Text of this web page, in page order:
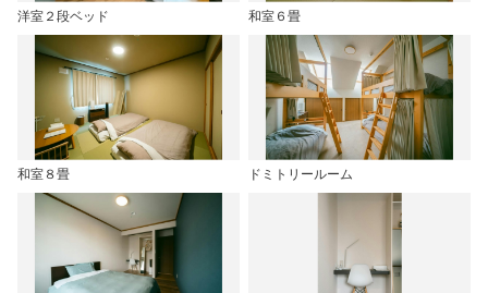
洋室２段ベッド 和室６畳
和室８畳 ドミトリールーム